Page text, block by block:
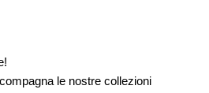
le nostre collezioni